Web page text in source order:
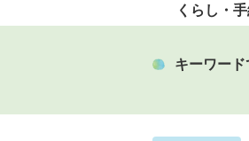
くらし・
キーワー